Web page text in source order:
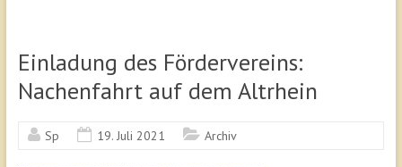
Einladung des Fördervereins:
Nachenfahrt auf dem Altrhein
Sp 19. Juli 2021 Archiv